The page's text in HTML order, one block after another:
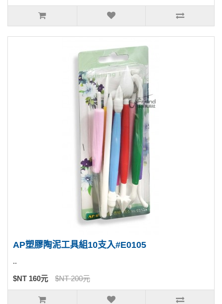
AP塑膠陶泥工具組10支入#E0105
..
$NT 160元 $NT 200元